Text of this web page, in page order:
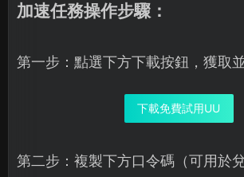
加速任務操作步驟：
第一步：點選下方下載按鈕，獲取
下載免費試用UU
第二步：複製下方口令碼（可用於